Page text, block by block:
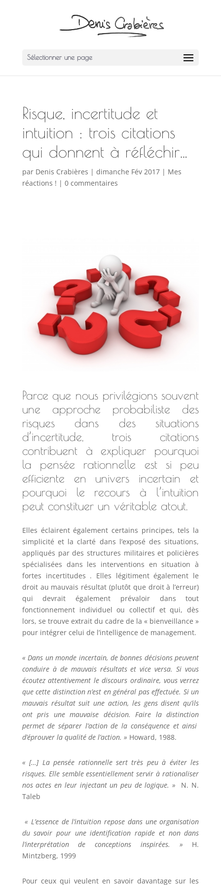
Sélectionner une page
Risque, incertitude et
intuition : trois citations
qui donnent à réfléchir…
par Denis Crabières | dimanche Fév 2017| Mes
réactions ! | 0 commentaires
Parce que nous privilégions souvent
une approche probabiliste des
risques dans des situations
d’incertitude, trois citations
contribuent à expliquer pourquoi
la pensée rationnelle est si peu
efficiente en univers incertain et
pourquoi le recours à l’intuition
peut constituer un véritable atout.
Elles éclairent également certains principes, tels la
simplicité et la clarté dans l’exposé des situations,
appliqués par des structures militaires et policières
spécialisées dans les interventions en situation à
fortes incertitudes . Elles légitiment également le
droit au mauvais résultat (plutôt que droit à l’erreur)
qui devrait également prévaloir dans tout
fonctionnement individuel ou collectif et qui, dès
lors, se trouve extrait du cadre de la « bienveillance »
pour intégrer celui de l’intelligence de management.
« Dans un monde incertain, de bonnes décisions peuvent
conduire à de mauvais résultats et vice versa. Si vous
écoutez attentivement le discours ordinaire, vous verrez
que cette distinction n’est en général pas effectuée. Si un
mauvais résultat suit une action, les gens disent qu’ils
ont pris une mauvaise décision. Faire la distinction
permet de séparer l’action de la conséquence et ainsi
d’éprouver la qualité de l’action. » Howard, 1988.
« […] La pensée rationnelle sert très peu à éviter les
risques. Elle semble essentiellement servir à rationaliser
nos actes en leur injectant un peu de logique. »
N. N.
Taleb
« L’essence de l’intuition repose dans une organisation
du savoir pour une identification rapide et non dans
l’interprétation de conceptions inspirées. » H.
Mintzberg, 1999
Pour ceux qui veulent en savoir davantage sur les